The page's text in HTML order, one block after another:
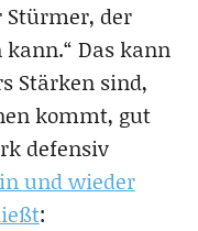
der
Das kann
Stärken sind,
kommt, gut
defensiv
und wieder
: